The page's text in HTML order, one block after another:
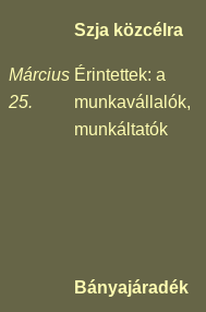
Március
25.
Szja közcélra
Érintettek: a
munkavállalók,
munkáltatók
Bányajáradék